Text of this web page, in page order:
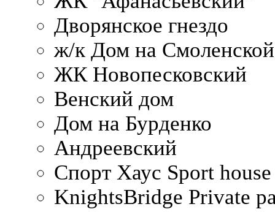
Дворянское гнездо
ж/к Дом на
ЖК Новопесковский
Венский дом
Дом на Бурденко
Андреевский
Спорт Хаус Sport house
KnightsBridge Private